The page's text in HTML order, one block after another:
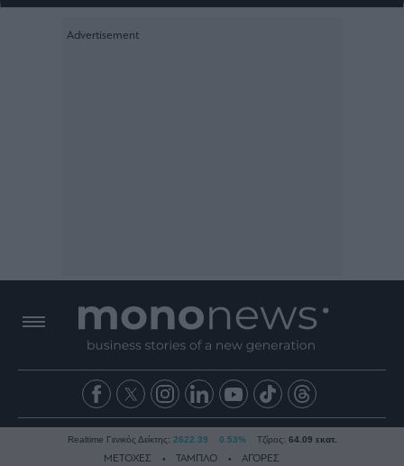
Realtime Γενικός Δείκτης: 2622.39 0.53% Τζίρος: 64.09 εκατ.
ΜΕΤΟΧΕΣ ΤΑΜΠΛΟ ΑΓΟΡΕΣ